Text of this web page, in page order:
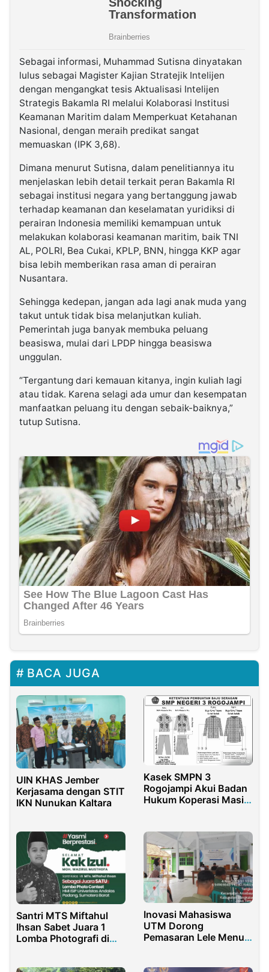
Sebagai informasi, Muhammad Sutisna dinyatakan
lulus sebagai Magister Kajian Stratejik Intelijen
dengan mengangkat tesis Aktualisasi Intelijen
Strategis Bakamla RI melalui Kolaborasi Institusi
Keamanan Maritim dalam Memperkuat Ketahanan
Nasional, dengan meraih predikat sangat
memuaskan (IPK 3,68).
Dimana menurut Sutisna, dalam penelitiannya itu
menjelaskan lebih detail terkait peran Bakamla RI
sebagai institusi negara yang bertanggung jawab
terhadap keamanan dan keselamatan yuridiksi di
perairan Indonesia memiliki kemampuan untuk
melakukan kolaborasi keamanan maritim, baik TNI
AL, POLRI, Bea Cukai, KPLP, BNN, hingga KKP agar
bisa lebih memberikan rasa aman di perairan
Nusantara.
Sehingga kedepan, jangan ada lagi anak muda yang
takut untuk tidak bisa melanjutkan kuliah.
Pemerintah juga banyak membuka peluang
beasiswa, mulai dari LPDP hingga beasiswa
unggulan.
“Tergantung dari kemauan kitanya, ingin kuliah lagi
atau tidak. Karena selagi ada umur dan kesempatan
manfaatkan peluang itu dengan sebaik-baiknya,”
tutup Sutisna.
BACA JUGA
UIN KHAS Jember
Kerjasama dengan STIT
IKN Nunukan Kaltara
Kasek SMPN 3
Rogojampi Akui Badan
Hukum Koperasi Masih
Laporkan ke APH
Santri MTS Miftahul
Ihsan Sabet Juara 1
Lomba Photografi di
Inovasi Mahasiswa
UTM Dorong
Pemasaran Lele Menuju